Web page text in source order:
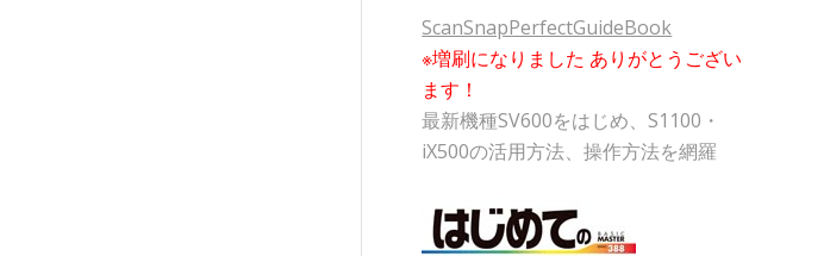
ScanSnapPerfectGuideBook
※増刷になりました ありがとうござい
ます！
最新機種SV600をはじめ、S1100・
iX500の活用方法、操作方法を網羅